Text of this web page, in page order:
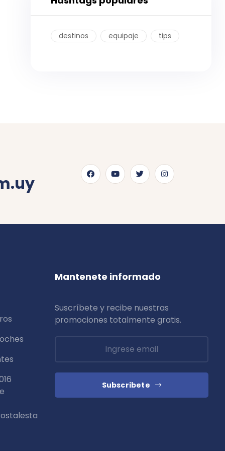
destinos equipaje tips
Mantenete informado
Suscríbete y recibe nuestras
promociones totalmente gratis.
Subscribete